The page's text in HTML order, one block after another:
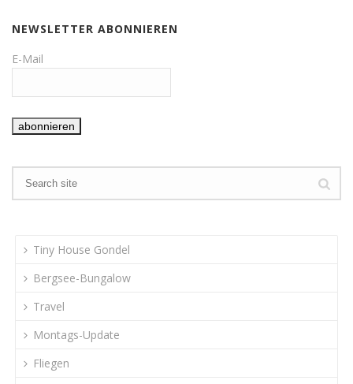
NEWSLETTER ABONNIEREN
E-Mail
Tiny House Gondel
Bergsee-Bungalow
Travel
Montags-Update
Fliegen